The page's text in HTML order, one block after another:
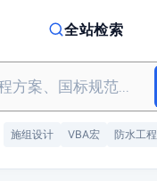
全站检索
施组设计 VBA宏 防水工程